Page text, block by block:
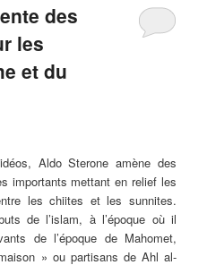
des
les
et du
Aldo Sterone amène des
importants mettant en relief les
les chiites et les sunnites.
de l’islam, à l’époque où il
de l’époque de Mahomet,
» ou partisans de Ahl al-